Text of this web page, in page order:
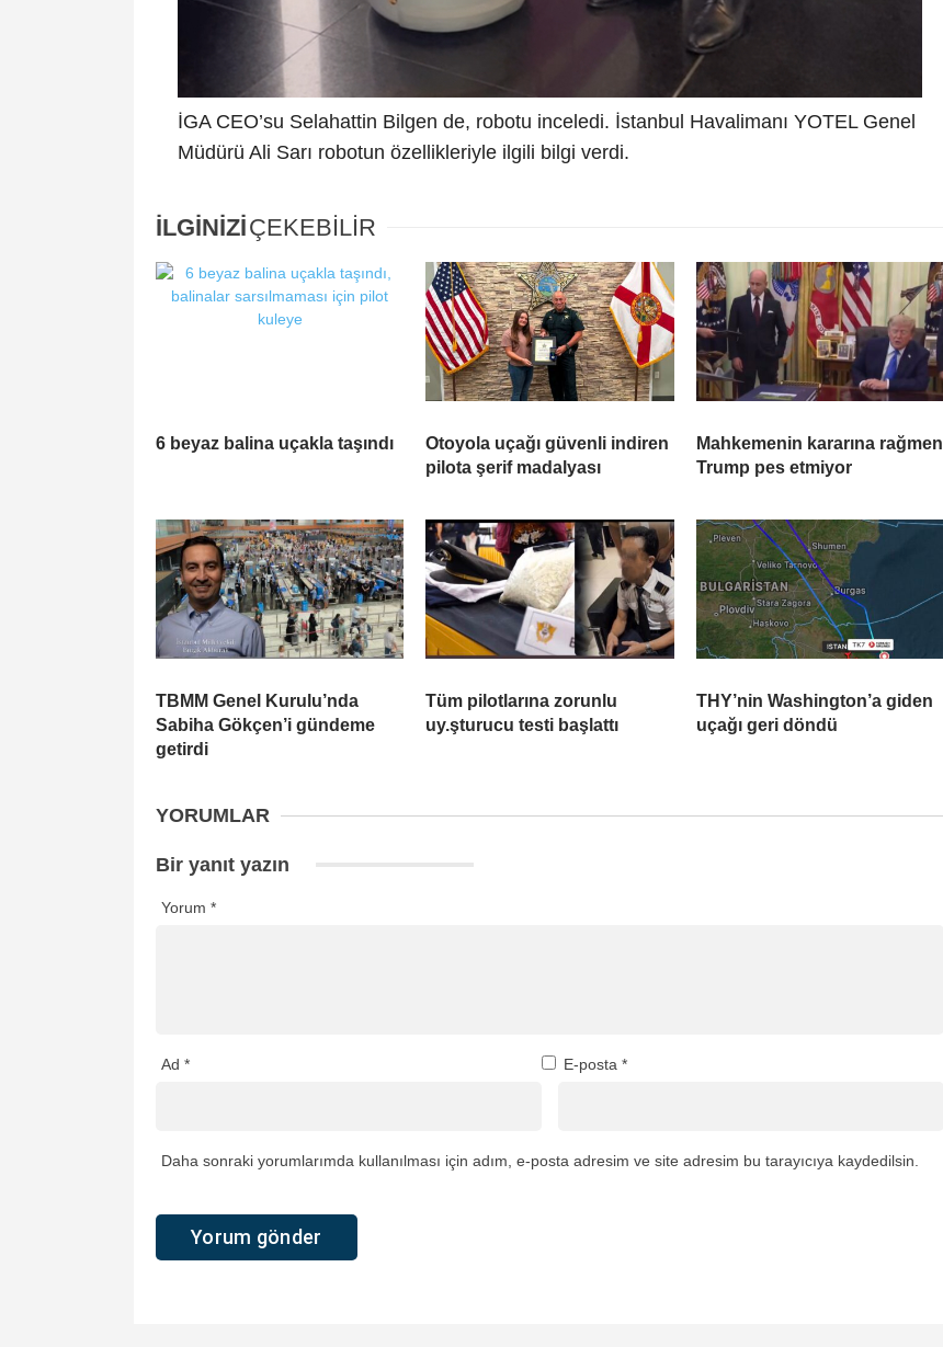
İGA CEO’su Selahattin Bilgen de, robotu inceledi. İstanbul Havalimanı YOTEL Genel
Müdürü Ali Sarı robotun özellikleriyle ilgili bilgi verdi.
İLGİNİZİÇEKEBİLİR
6 beyaz balina uçakla taşındı
Otoyola uçağı güvenli indiren
pilota şerif madalyası
Mahkemenin kararına rağmen
Trump pes etmiyor
TBMM Genel Kurulu’nda
Sabiha Gökçen’i gündeme
getirdi
Tüm pilotlarına zorunlu
uy.şturucu testi başlattı
THY’nin Washington’a giden
uçağı geri döndü
YORUMLAR
Bir yanıt yazın
Yorum *
Ad * E-posta *
Daha sonraki yorumlarımda kullanılması için adım, e-posta adresim ve site adresim bu tarayıcıya kaydedilsin.